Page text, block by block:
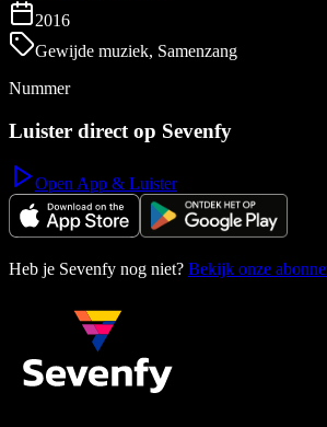
2016
Gewijde muziek, Samenzang
Nummer
Luister direct op Sevenfy
Open App & Luister
Heb je Sevenfy nog niet? Bekijk onze